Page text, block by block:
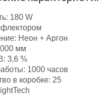
180 W
Неон + Аргон
мм
3,6 %
1000 часов
в коробке: 25